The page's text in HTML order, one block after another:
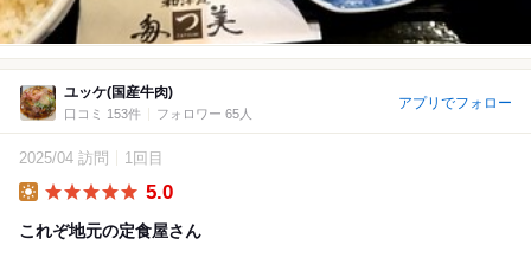
ユッケ(国産牛肉)
口コミ 153件 フォロワー 65人
アプリでフォロー
2025/04 訪問 1回目
5.0
これぞ地元の定食屋さん